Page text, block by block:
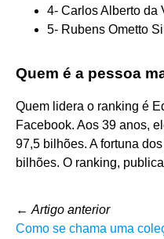
4- Carlos Alberto da
5- Rubens Ometto
Quem é a pessoa
Quem lidera o ranking é
Facebook. Aos 39 anos,
97,5 bilhões. A fortuna
bilhões. O ranking,
← Artigo anterior
Como se chama uma